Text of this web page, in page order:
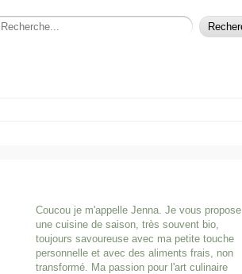
Coucou je m'appelle Jenna. Je vous propose
une cuisine de saison, très souvent bio,
toujours savoureuse avec ma petite touche
personnelle et avec des aliments frais, non
transformé. Ma passion pour l'art culinaire